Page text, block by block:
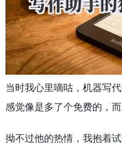
当时我心里嘀咕，机器写
感觉像是多了个免费的，
拗不过他的热情，我抱着